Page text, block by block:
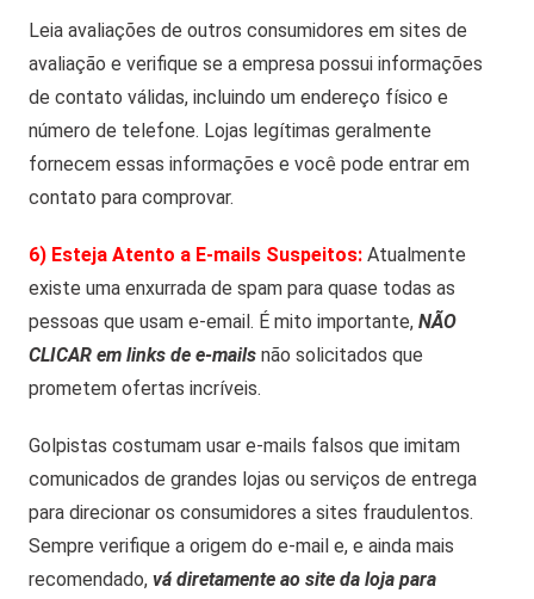
Leia avaliações de outros consumidores em sites de
avaliação e verifique se a empresa possui informações
de contato válidas, incluindo um endereço físico e
número de telefone. Lojas legítimas geralmente
fornecem essas informações e você pode entrar em
contato para comprovar.
6) Esteja Atento a E-mails Suspeitos: Atualmente
existe uma enxurrada de spam para quase todas as
pessoas que usam e-email. É mito importante, NÃO
CLICAR em links de e-mails não solicitados que
prometem ofertas incríveis.
Golpistas costumam usar e-mails falsos que imitam
comunicados de grandes lojas ou serviços de entrega
para direcionar os consumidores a sites fraudulentos.
Sempre verifique a origem do e-mail e, e ainda mais
recomendado, vá diretamente ao site da loja para